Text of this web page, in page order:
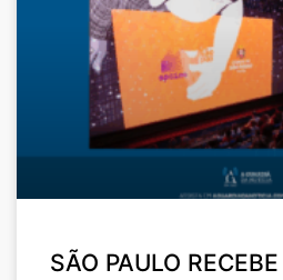
SÃO PAULO